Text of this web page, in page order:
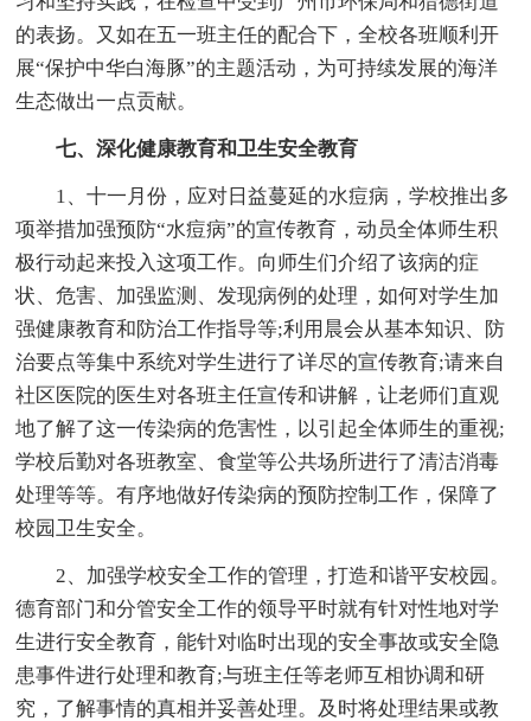
的表扬。又如在五一班主任的配合下，全校各班顺利开
展“保护中华白海豚”的主题活动，为可持续发展的海洋
生态做出一点贡献。
七、深化健康教育和卫生安全教育
1、十一月份，应对日益蔓延的水痘病，学校推出多
项举措加强预防“水痘病”的宣传教育，动员全体师生积
极行动起来投入这项工作。向师生们介绍了该病的症
状、危害、加强监测、发现病例的处理，如何对学生加
强健康教育和防治工作指导等;利用晨会从基本知识、防
治要点等集中系统对学生进行了详尽的宣传教育;请来自
社区医院的医生对各班主任宣传和讲解，让老师们直观
地了解了这一传染病的危害性，以引起全体师生的重视;
学校后勤对各班教室、食堂等公共场所进行了清洁消毒
处理等等。有序地做好传染病的预防控制工作，保障了
校园卫生安全。
2、加强学校安全工作的管理，打造和谐平安校园。
德育部门和分管安全工作的领导平时就有针对性地对学
生进行安全教育，能针对临时出现的安全事故或安全隐
患事件进行处理和教育;与班主任等老师互相协调和研
究，了解事情的真相并妥善处理。及时将处理结果或教